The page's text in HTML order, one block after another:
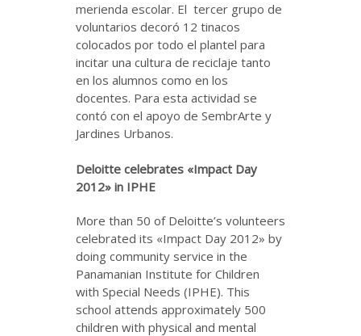
merienda escolar. El tercer grupo de
voluntarios decoró 12 tinacos
colocados por todo el plantel para
incitar una cultura de reciclaje tanto
en los alumnos como en los
docentes. Para esta actividad se
contó con el apoyo de SembrArte y
Jardines Urbanos.
Deloitte celebrates «Impact Day
2012» in IPHE
More than 50 of Deloitte’s volunteers
celebrated its «Impact Day 2012» by
doing community service in the
Panamanian Institute for Children
with Special Needs (IPHE). This
school attends approximately 500
children with physical and mental